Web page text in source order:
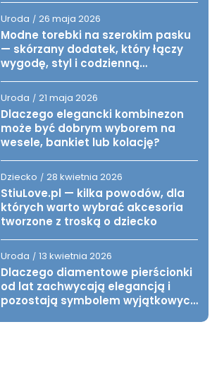
Uroda / 26 maja 2026
Modne torebki na szerokim pasku
— skórzany dodatek, który łączy
wygodę, styl i codzienną
Uroda / 21 maja 2026
Dlaczego elegancki kombinezon
może być dobrym wyborem na
wesele, bankiet lub kolację?
Dziecko / 28 kwietnia 2026
StiuLove.pl — kilka powodów, dla
których warto wybrać akcesoria
tworzone z troską o dziecko
Uroda / 13 kwietnia 2026
Dlaczego diamentowe pierścionki
od lat zachwycają elegancją i
pozostają symbolem wyjątkowych